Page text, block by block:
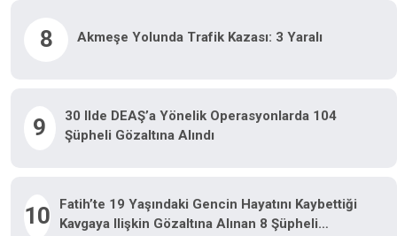
8 Akmeşe Yolunda Trafik Kazası: 3 Yaralı
9
30 Ilde DEAŞ’a Yönelik Operasyonlarda 104
Şüpheli Gözaltına Alındı
10
Fatih’te 19 Yaşındaki Gencin Hayatını Kaybettiği
Kavgaya Ilişkin Gözaltına Alınan 8 Şüpheli